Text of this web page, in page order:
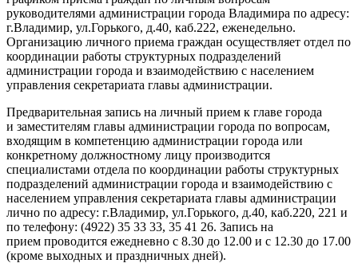
руководителями администрации города Владимира по адресу:
г.Владимир, ул.Горького, д.40, каб.222, еженедельно.
Организацию личного приема граждан осуществляет отдел по
координации работы структурных подразделений
администрации города и взаимодействию с населением
управления секретариата главы администрации.
Предварительная запись на личный прием к главе города
и заместителям главы администрации города по вопросам,
входящим в компетенцию администрации города или
конкретному должностному лицу производится
специалистами отдела по координации работы структурных
подразделений администрации города и взаимодействию с
населением управления секретариата главы администрации
лично по адресу: г.Владимир, ул.Горького, д.40, каб.220, 221 и
по телефону: (4922) 35 33 33, 35 41 26. Запись на
прием проводится ежедневно с 8.30 до 12.00 и с 12.30 до 17.00
(кроме выходных и праздничных дней).